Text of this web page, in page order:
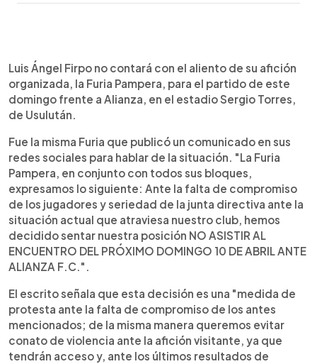
Escuchar artículo
Luis Ángel Firpo no contará con el aliento de su afición
organizada, la Furia Pampera, para el partido de este
domingo frente a Alianza, en el estadio Sergio Torres,
de Usulután.
Fue la misma Furia que publicó un comunicado en sus
redes sociales para hablar de la situación. "La Furia
Pampera, en conjunto con todos sus bloques,
expresamos lo siguiente: Ante la falta de compromiso
de los jugadores y seriedad de la junta directiva ante la
situación actual que atraviesa nuestro club, hemos
decidido sentar nuestra posición NO ASISTIR AL
ENCUENTRO DEL PRÓXIMO DOMINGO 10 DE ABRIL ANTE
ALIANZA F.C.".
El escrito señala que esta decisión es una "medida de
protesta ante la falta de compromiso de los antes
mencionados; de la misma manera queremos evitar
conato de violencia ante la afición visitante, ya que
tendrán acceso y, ante los últimos resultados de